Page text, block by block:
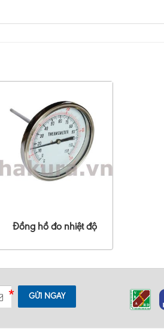
Đồng hồ đo nhiệt độ
GỬI NGAY